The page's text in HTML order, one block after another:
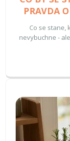
PRAVDA
Co se stane,
nevybuchne -